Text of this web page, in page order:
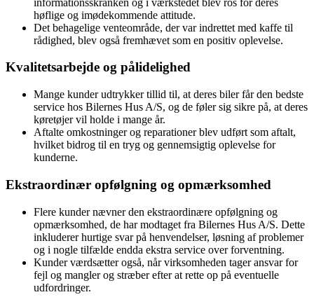
høflige og imødekommende attitude.
Det behagelige venteområde, der var indrettet med kaffe til
rådighed, blev også fremhævet som en positiv oplevelse.
Kvalitetsarbejde og pålidelighed
Mange kunder udtrykker tillid til, at deres biler får den bedste
service hos Bilernes Hus A/S, og de føler sig sikre på, at deres
køretøjer vil holde i mange år.
Aftalte omkostninger og reparationer blev udført som aftalt,
hvilket bidrog til en tryg og gennemsigtig oplevelse for
kunderne.
Ekstraordinær opfølgning og opmærksomhed
Flere kunder nævner den ekstraordinære opfølgning og
opmærksomhed, de har modtaget fra Bilernes Hus A/S. Dette
inkluderer hurtige svar på henvendelser, løsning af problemer
og i nogle tilfælde endda ekstra service over forventning.
Kunder værdsætter også, når virksomheden tager ansvar for
fejl og mangler og stræber efter at rette op på eventuelle
udfordringer.